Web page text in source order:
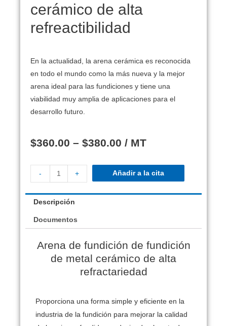
cerámico de alta
refreactibilidad
En la actualidad, la arena cerámica es reconocida
en todo el mundo como la más nueva y la mejor
arena ideal para las fundiciones y tiene una
viabilidad muy amplia de aplicaciones para el
desarrollo futuro.
$360.00 – $380.00 / MT
- + Añadir a la cita
Descripción
Documentos
Arena de fundición de fundición
de metal cerámico de alta
refractariedad
Proporciona una forma simple y eficiente en la
industria de la fundición para mejorar la calidad